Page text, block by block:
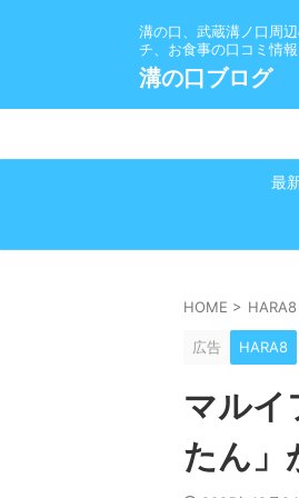
溝の口、武蔵溝ノ口周
チ、お食事の口コミ情報
溝の口ブログ
最
HOME > HARA8
広告 HARA8
マルイ
たん」